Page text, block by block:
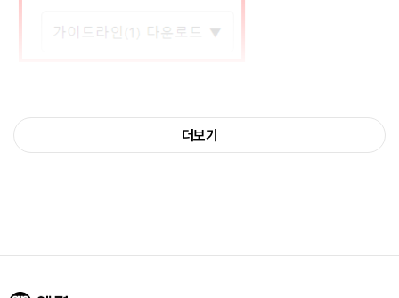
* 웰컴박스란?
-신규회원 + 일반회원 전환 + 장기활동 회원
더보기